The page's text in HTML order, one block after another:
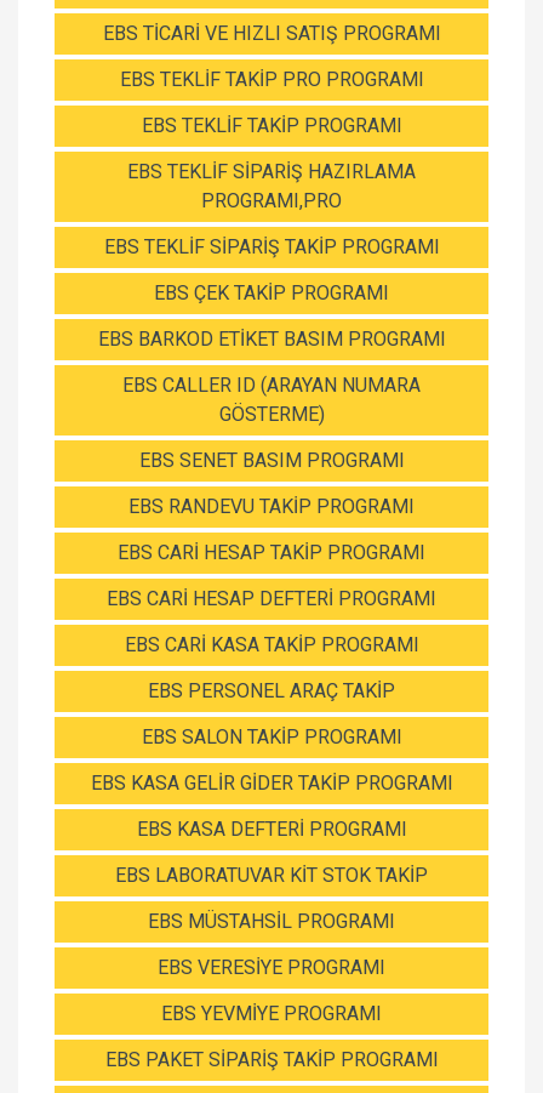
EBS TİCARİ VE HIZLI SATIŞ PROGRAMI
EBS TEKLİF TAKİP PRO PROGRAMI
EBS TEKLİF TAKİP PROGRAMI
EBS TEKLİF SİPARİŞ HAZIRLAMA
PROGRAMI,PRO
EBS TEKLİF SİPARİŞ TAKİP PROGRAMI
EBS ÇEK TAKİP PROGRAMI
EBS BARKOD ETİKET BASIM PROGRAMI
EBS CALLER ID (ARAYAN NUMARA
GÖSTERME)
EBS SENET BASIM PROGRAMI
EBS RANDEVU TAKİP PROGRAMI
EBS CARİ HESAP TAKİP PROGRAMI
EBS CARİ HESAP DEFTERİ PROGRAMI
EBS CARİ KASA TAKİP PROGRAMI
EBS PERSONEL ARAÇ TAKİP
EBS SALON TAKİP PROGRAMI
EBS KASA GELİR GİDER TAKİP PROGRAMI
EBS KASA DEFTERİ PROGRAMI
EBS LABORATUVAR KİT STOK TAKİP
EBS MÜSTAHSİL PROGRAMI
EBS VERESİYE PROGRAMI
EBS YEVMİYE PROGRAMI
EBS PAKET SİPARİŞ TAKİP PROGRAMI